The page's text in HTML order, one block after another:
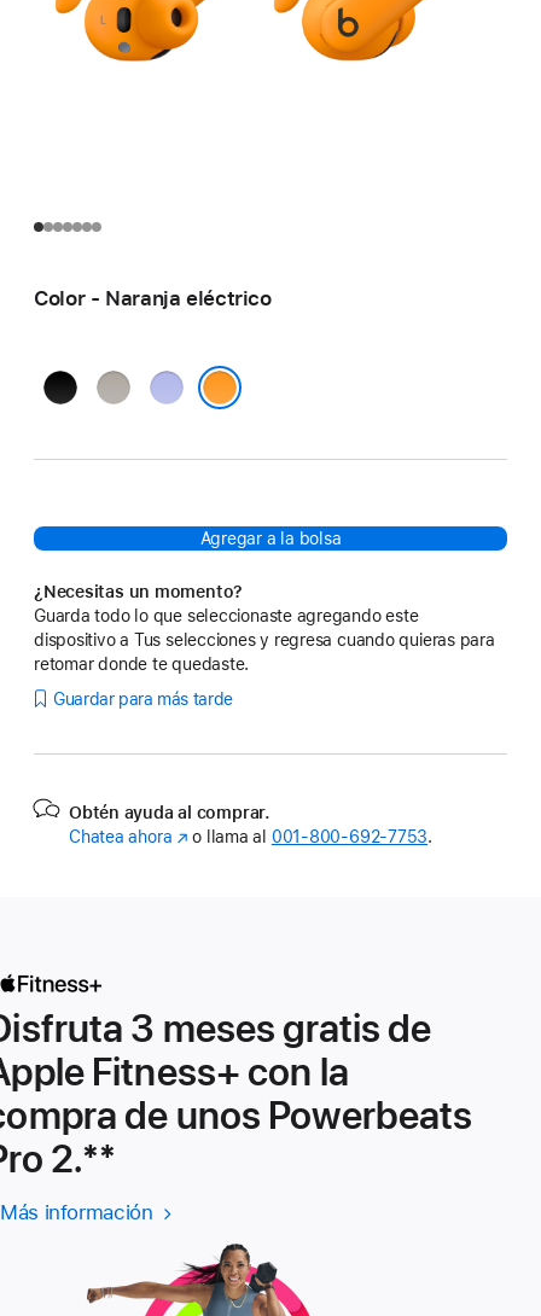
Color - Naranja eléctrico
NegroArenaMorado
dinámico
Agregar a la bolsa
¿Necesitas un momento?
Guarda todo lo que seleccionaste agregando este
dispositivo a Tus selecciones y regresa cuando quieras para
retomar donde te quedaste.
Guardar para más tarde
Obtén ayuda al comprar.
Chatea ahora (seo llama al 001‑800‑692‑7753.
3 meses gratis de
Fitness+ con la
de unos Powerbeats
2.**
Más información Más
información
sobre
Apple Fitness+